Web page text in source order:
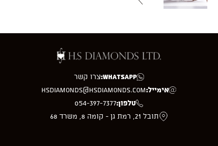
WhatsApp: צרו קשר
אימייל:hsdiamonds@hsdiamonds.com
טלפון:054-397-7377
תובל 21, רמת גן - קומה 8, משרד 68